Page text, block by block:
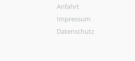
Anfahrt
Impressum
Datenschutz